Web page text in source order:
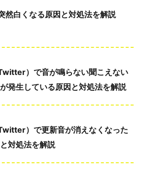
然白くなる原因と対処法を解説
）で音が鳴らない聞こえない
発生している原因と対処法を解説
）で更新音が消えなくなった
対処法を解説